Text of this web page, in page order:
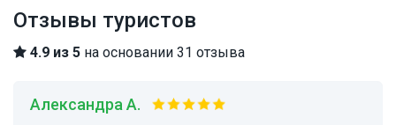
Отзывы туристов
4.9 из 5 на основании 31 отзыва
Александра А.